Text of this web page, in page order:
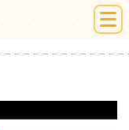
絵本ひろば